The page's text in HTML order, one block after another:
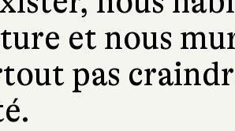
et nous
pas